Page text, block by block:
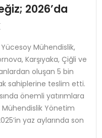
2026’da
Yücesoy Mühendislik,
Karşıyaka, Çiğli ve
oluşan 5 bin
sahiplerine teslim etti.
önemli yatırımlara
Mühendislik Yönetim
yaz aylarında son